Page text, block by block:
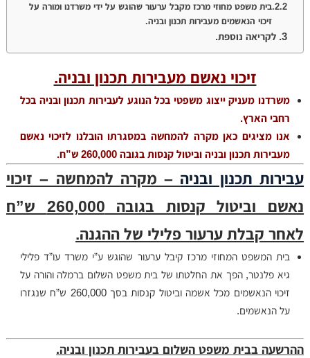
בית משפט מחוזי מרכז מקבל ערעור שהוגש על ידי משרדנו ומורה על
זיכוי הנאשמים מעבירות תכנון ובניה.
לקריאה נוספת.
זיכוי נאשם מעבירות תכנון ובניה.
משרדנו מעניק ייצוג משפטי בכל הנוגע לעבירות תכנון ובניה בכל
רחבי הארץ.
אנו מציגים כאן מקרה להמחשה במסגרתו הובלנו לזיכוי נאשם
מעבירות תכנון ובניה וביטול קנסות בגובה 260,000 ש”ח.
עבירות תכנון ובניה – מקרה להמחשה – זיכוי
נאשם וביטול קנסות בגובה 260,000 ש”ח
לאחר קבלת ערעור פלילי של ההגנה.
בית המשפט המחוזי מרכז קיבל ערעור שהוגש ע”י משרד עו”ד פלילי
גיא פלנטר, הפך את החלטתו של בית משפט השלום ברמלה והורה על
זיכוי הנאשמים מכל אשמה וביטול קנסות בסך 260,000 ש”ח שנגזרו
על הנאשמים.
ההרשעה בבית משפט השלום בעבירות תכנון ובניה.